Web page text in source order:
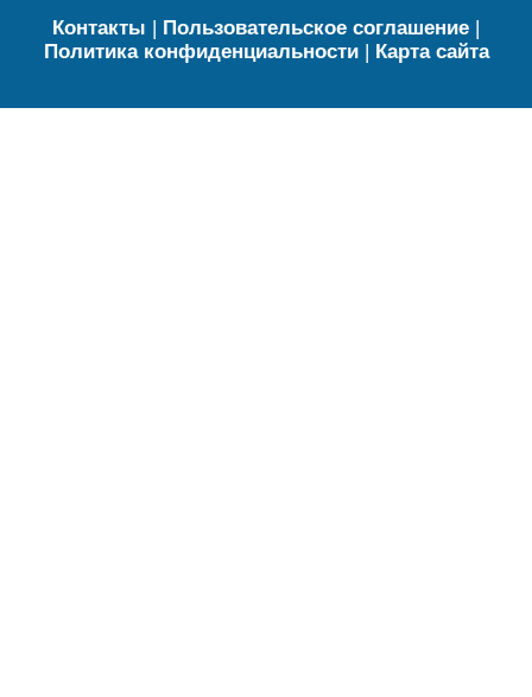
Контакты | Пользовательское соглашение |
Политика конфиденциальности| Карта сайта